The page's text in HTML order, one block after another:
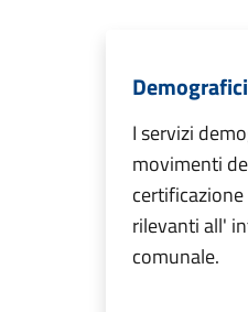
Demografici
I servizi
movimenti
rilevanti all'
comunale.